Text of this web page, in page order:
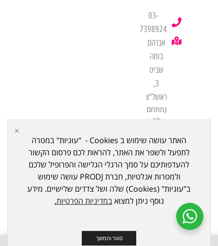
03-
7398924
אברהם
בומה
שביט
3,
ראשל"צ
(מתחם
לב
ביתן
21)
כל הזכויות שמורות ל © 2023
האתר עושה שימוש ב Cookies - "עוגיות" במטרה
לתפעל ולשפר את האתר, להראות לכם פרסום הקשור
להעדפותיכם על סמך הרגלי הגלישה והפרופיל שלכם
ולמטרות אנלטיות, חברת PRODJ עושה שימוש
ב"עוגיות" (Cookies) שלה ושל צדדים שלישיים. מידע
נוסף ניתן למצואבמדיניות הפרטיות.
סגור והמשך